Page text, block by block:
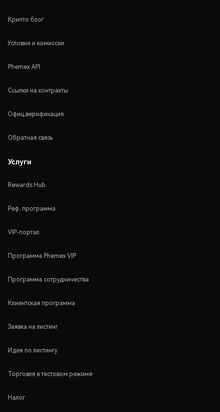
Крипто блог
Условия и комиссии
Phemex API
Ссылки на контракты
Офиц.верификация
Обратная связь
Услуги
Rewards Hub
Реф. программа
VIP-портал
Программа Phemex VIP
Программа сотрудничества
Клиентская программа
Заявка на листинг
Идея по листингу
Торговля в тестовом режиме
Налог